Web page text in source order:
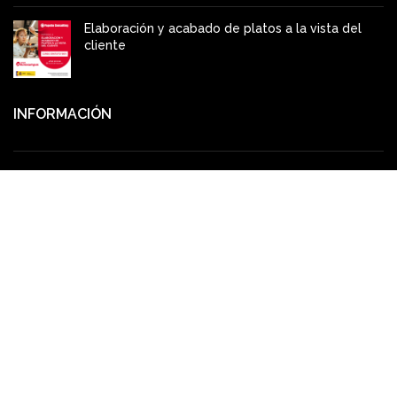
Elaboración y acabado de platos a la vista del
cliente
INFORMACIÓN